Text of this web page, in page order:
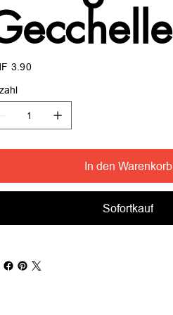
3.90
In den Warenkorb
Sofortkauf